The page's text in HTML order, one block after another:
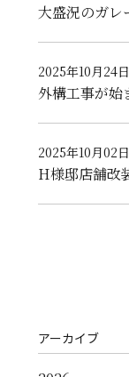
大盛況のガレ
2025年10月24日
外構工事が始
2025年10月02日
H様邸店舗改
アーカイブ